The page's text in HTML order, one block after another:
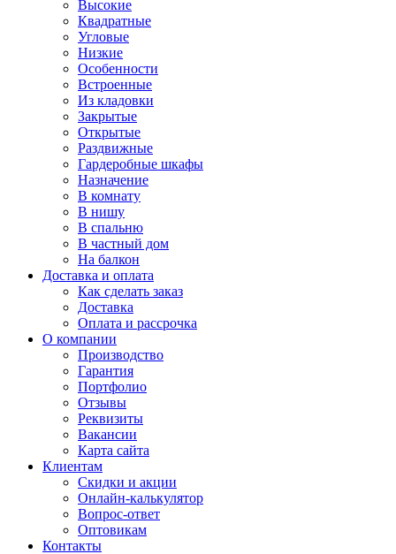
Высокие
Квадратные
Угловые
Низкие
Особенности
Встроенные
Из кладовки
Закрытые
Открытые
Раздвижные
Гардеробные шкафы
Назначение
В комнату
В нишу
В спальню
В частный дом
На балкон
Доставка и оплата
Как сделать заказ
Доставка
Оплата и рассрочка
О компании
Производство
Гарантия
Портфолио
Отзывы
Реквизиты
Вакансии
Карта сайта
Клиентам
Скидки и акции
Онлайн-калькулятор
Вопрос-ответ
Оптовикам
Контакты